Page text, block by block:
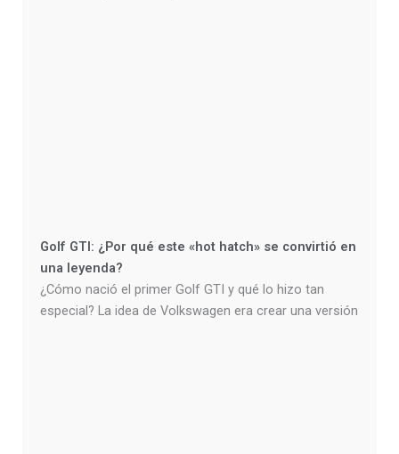
Golf GTI: ¿Por qué este «hot hatch» se convirtió en
una leyenda?
¿Cómo nació el primer Golf GTI y qué lo hizo tan
especial? La idea de Volkswagen era crear una versión